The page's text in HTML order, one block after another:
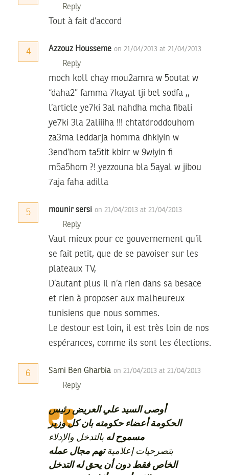
Reply
Tout à fait d’accord
4 Azzouz Housseme on 21/04/2013 at 21/04/2013
Reply
moch koll chay mou2amra w 5outat w
“daha2” famma 7kayat tji bel sodfa ,,
l’article ye7ki 3al nahdha mcha fibali
ye7ki 3la 2aliiiha !!! chtatdroddouhom
za3ma leddarja homma dhkiyin w
3end’hom ta5tit kbirr w 9wiyin fi
m5a5hom ?! yezzouna bla 5ayal w jibou
7aja faha adilla
5 mounir sersi on 21/04/2013 at 21/04/2013
Reply
Vaut mieux pour ce gouvernement qu’il
se fait petit, que de se pavoiser sur les
plateaux TV,
D’autant plus il n’a rien dans sa besace
et rien à proposer aux malheureux
tunisiens que nous sommes.
Le destour est loin, il est très loin de nos
espérances, comme ils sont les élections.
6 Sami Ben Gharbia on 21/04/2013 at 21/04/2013
Reply
أوصى السيد علي العريض رئيس
الحكومة أعضاء حكومته بان كل وزير
مسموح له بالتدخل والإدلاء
بتصرحيات إعلاميةتهم مجال عمله
الخاص فقط دون أن يحق له التدخل